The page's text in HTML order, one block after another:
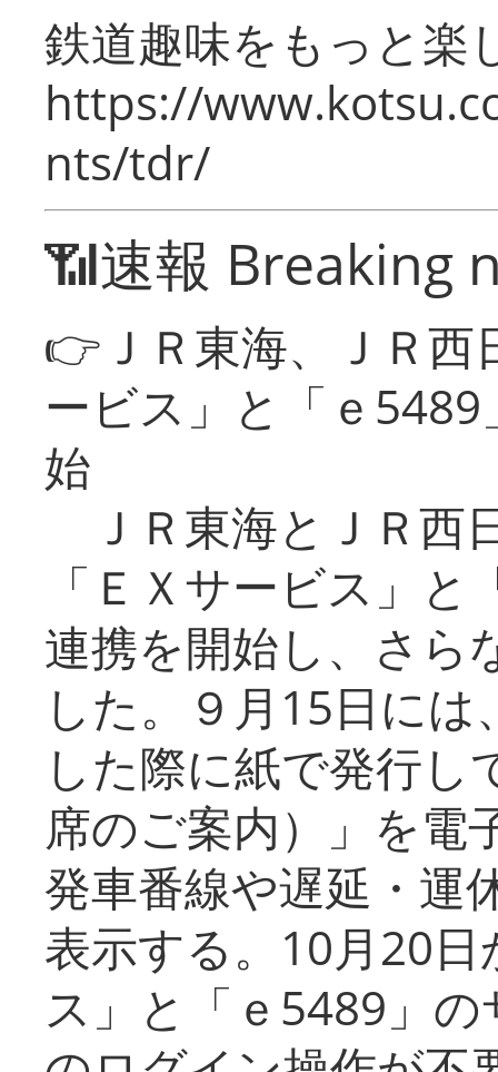
鉄道趣味をもっと楽
https://
nts/tdr/
📶速報 Breaking
👉ＪＲ東海、ＪＲ
ービス」と「ｅ
始
ＪＲ東海とＪＲ西
「ＥＸサービス」
連携を開始し、さら
した。９月15日に
した際に紙で発行し
席のご案内）」を電
発車番線や遅延・運
表示する。10月20
ス」と「ｅ5489」